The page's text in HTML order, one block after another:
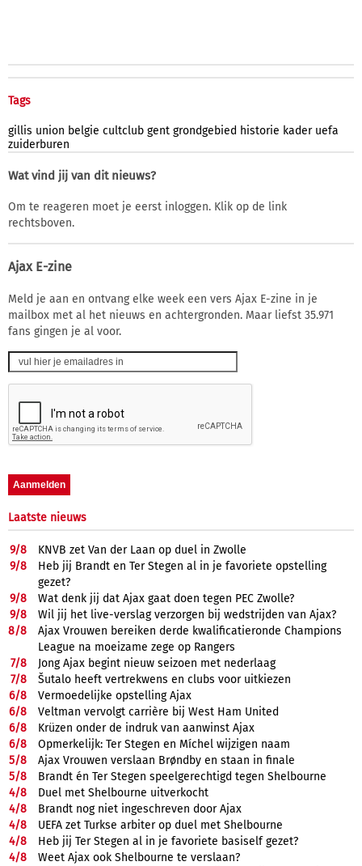
Tags
gillis union belgie cultclub gent grondgebied historie kader uefa
zuiderburen
Wat vind jij van dit nieuws?
Om te reageren moet je eerst inloggen. Klik op de link
rechtsboven.
Ajax E-zine
Meld je aan en ontvang elke week een vers Ajax E-zine in je
mailbox met al het nieuws en achtergronden. Maar liefst 35.971
fans gingen je al voor.
Laatste nieuws
9/8
KNVB zet Van der Laan op duel in Zwolle
9/8
Heb jij Brandt en Ter Stegen al in je favoriete opstelling
gezet?
9/8
Wat denk jij dat Ajax gaat doen tegen PEC Zwolle?
9/8
Wil jij het live-verslag verzorgen bij wedstrijden van Ajax?
8/8
Ajax Vrouwen bereiken derde kwalificatieronde Champions
League na moeizame zege op Rangers
7/8
Jong Ajax begint nieuw seizoen met nederlaag
7/8
Šutalo heeft vertrekwens en clubs voor uitkiezen
6/8
Vermoedelijke opstelling Ajax
6/8
Veltman vervolgt carrière bij West Ham United
6/8
Krüzen onder de indruk van aanwinst Ajax
6/8
Opmerkelijk: Ter Stegen en Míchel wijzigen naam
5/8
Ajax Vrouwen verslaan Brøndby en staan in finale
5/8
Brandt én Ter Stegen speelgerechtigd tegen Shelbourne
4/8
Duel met Shelbourne uitverkocht
4/8
Brandt nog niet ingeschreven door Ajax
4/8
UEFA zet Turkse arbiter op duel met Shelbourne
4/8
Heb jij Ter Stegen al in je favoriete basiself gezet?
4/8
Weet Ajax ook Shelbourne te verslaan?